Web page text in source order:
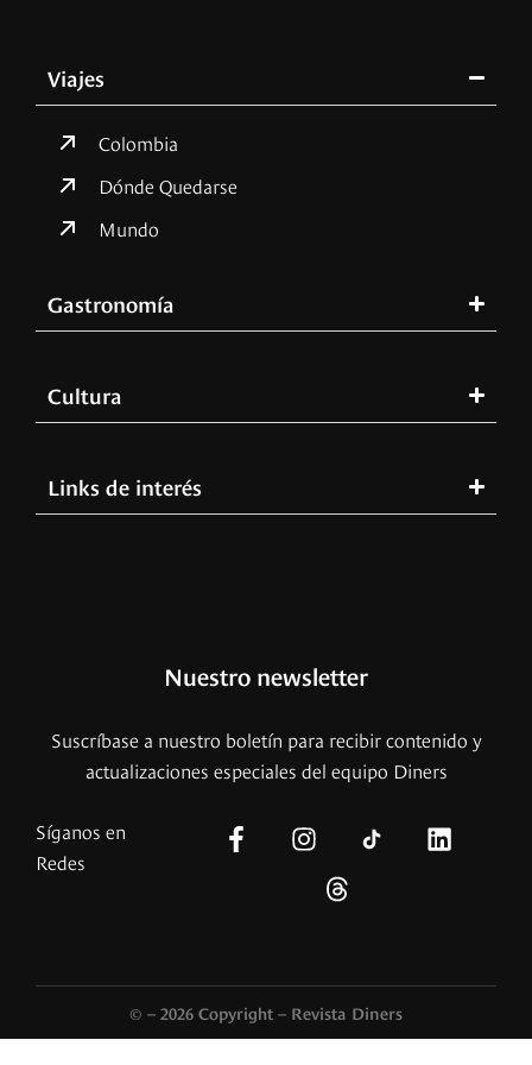
Viajes
Colombia
Dónde Quedarse
Mundo
Gastronomía
Cultura
Links de interés
Nuestro newsletter
Suscríbase a nuestro boletín para recibir contenido y
actualizaciones especiales del equipo Diners
Síganos en
Redes
© – 2026 Copyright – Revista Diners